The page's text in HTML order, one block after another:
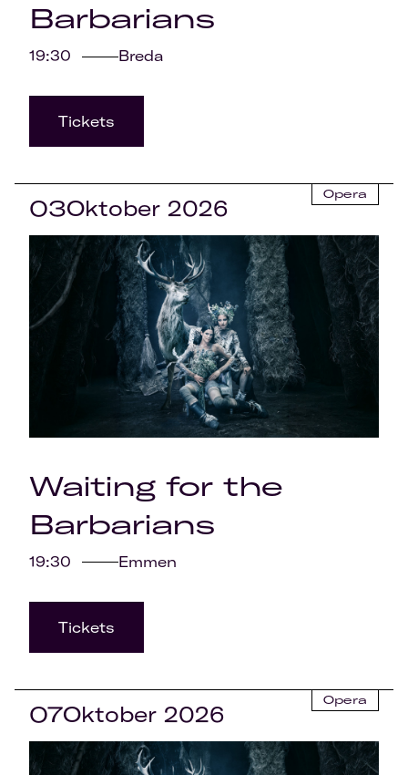
Barbarians
19:30 Breda
Tickets
03Oktober 2026
Opera
Waiting for the
Barbarians
19:30 Emmen
Tickets
07Oktober 2026
Opera